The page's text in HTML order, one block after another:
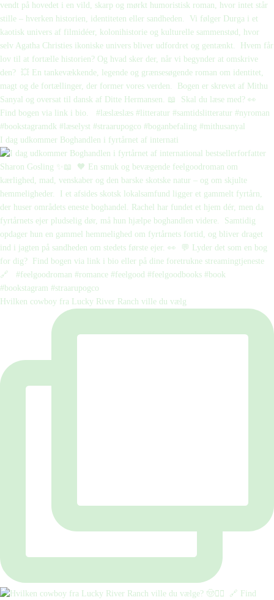
I dag udkommer Boghandlen i fyrtårnet af internati
Hvilken cowboy fra Lucky River Ranch ville du vælg